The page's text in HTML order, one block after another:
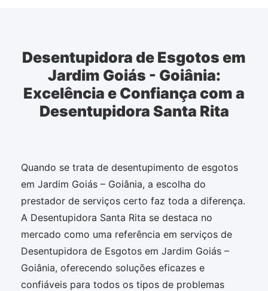
Desentupidora de Esgotos em
Jardim Goiás - Goiânia:
Excelência e Confiança com a
Desentupidora Santa Rita
Quando se trata de desentupimento de esgotos
em Jardim Goiás – Goiânia, a escolha do
prestador de serviços certo faz toda a diferença.
A Desentupidora Santa Rita se destaca no
mercado como uma referência em serviços de
Desentupidora de Esgotos em Jardim Goiás –
Goiânia, oferecendo soluções eficazes e
confiáveis para todos os tipos de problemas